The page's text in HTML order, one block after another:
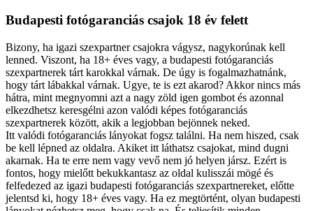
Budapesti fotógaranciás csajok 18 év felett
Bizony, ha igazi szexpartner csajokra vágysz, nagykorúnak kell
lenned. Viszont, ha 18+ éves vagy, a budapesti fotógaranciás
szexpartnerek tárt karokkal várnak. De úgy is fogalmazhatnánk,
hogy tárt lábakkal várnak. Ugye, te is ezt akarod? Akkor nincs más
hátra, mint megnyomni azt a nagy zöld igen gombot és azonnal
elkezdhetsz keresgélni azon valódi képes fotógaranciás
szexpartnerek között, akik a legjobban bejönnek neked.
Itt valódi fotógaranciás lányokat fogsz találni. Ha nem hiszed, csak
be kell lépned az oldalra. Akiket itt láthatsz csajokat, mind dugni
akarnak. Ha te erre nem vagy vevő nem jó helyen jársz. Ezért is
fontos, hogy mielőtt bekukkantasz az oldal kulisszái mögé és
felfedezed az igazi budapesti fotógaranciás szexpartnereket, előtte
jelentsd ki, hogy 18+ éves vagy. Ha ez megtörtént, olyan budapesti